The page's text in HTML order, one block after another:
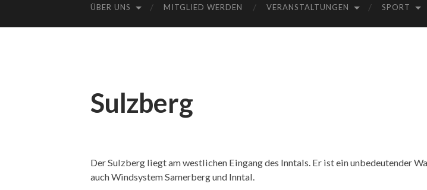
ÜBER UNS MITGLIED WERDEN VERANSTALTUNGEN SPORT
Sulzberg
Der Sulzberg liegt am westlichen Eingang des Inntals. Er ist ein unbedeutender
auch Windsystem Samerberg und Inntal.